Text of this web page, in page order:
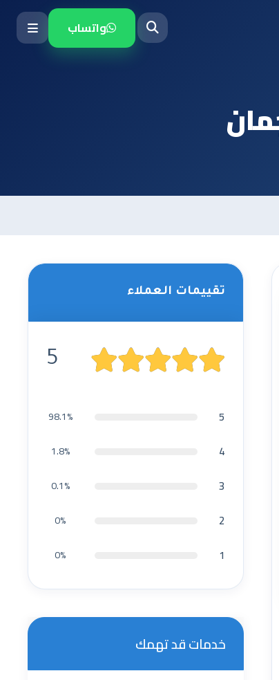
واتساب
تقييمات العملاء
5
5
98.1%
4
1.8%
3
0.1%
2
0%
1
0%
خدمات قد تهمك